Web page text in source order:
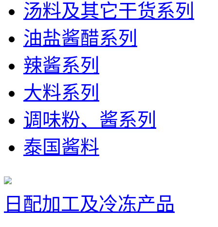
汤料及其它干货系列
油盐酱醋系列
辣酱系列
大料系列
调味粉、酱系列
泰国酱料
日配加工及冷冻产品